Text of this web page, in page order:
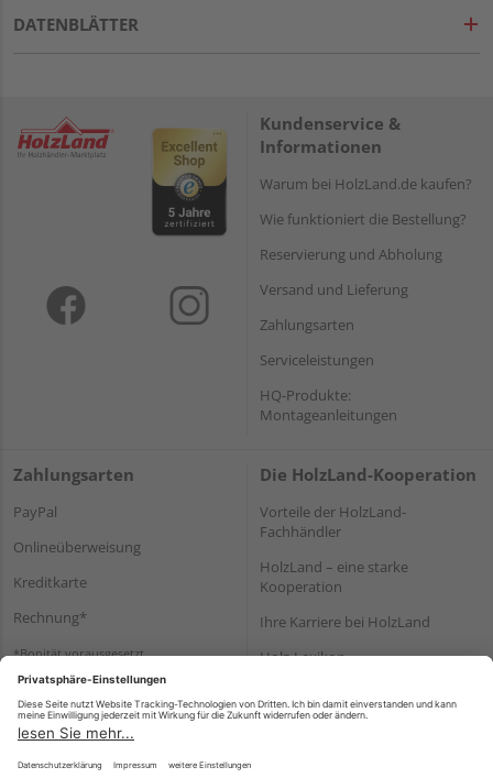
DATENBLÄTTER
Kundenservice &
Informationen
Warum bei HolzLand.de kaufen?
Wie funktioniert die Bestellung?
Reservierung und Abholung
Versand und Lieferung
Zahlungsarten
Serviceleistungen
HQ-Produkte:
Montageanleitungen
Zahlungsarten
PayPal
Onlineüberweisung
Kreditkarte
Rechnung*
*Bonität vorausgesetzt
Die HolzLand-Kooperation
Vorteile der HolzLand-
Fachhändler
HolzLand – eine starke
Kooperation
Ihre Karriere bei HolzLand
Holz-Lexikon